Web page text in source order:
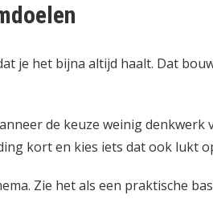
je het bijna altijd haalt. Dat
de keuze weinig denkwerk
kort en kies iets dat ook lukt
Zie het als een praktische